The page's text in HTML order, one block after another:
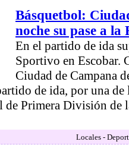
Básquetbol:
noche su pase a
En el partido de ida
Sportivo en Escobar.
Ciudad de Campana
de ida, por una de
de Primera División de
Locales -